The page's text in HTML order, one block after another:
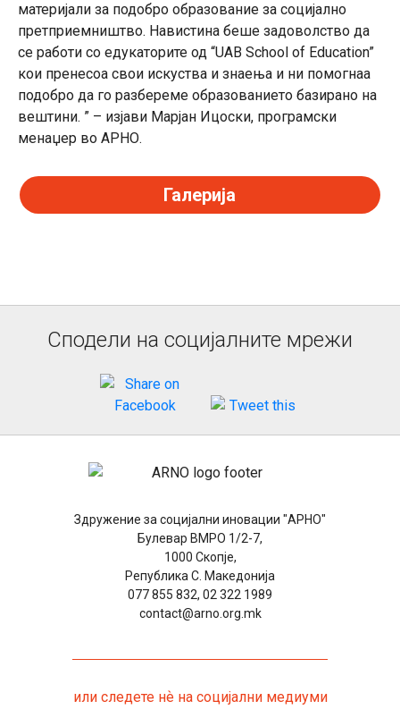
материјали за подобро образование за социјално
претприемништво. Навистина беше задоволство да
се работи со едукаторите од “UAB School of Education”
кои пренесоа свои искуства и знаења и ни помогнаа
подобро да го разбереме образованието базирано на
вештини. ” – изјави Марјан Ицоски, програмски
менаџер во АРНО.
Галерија
Сподели на социјалните мрежи
Здружение за социјални иновации "АРНО"
Булевар ВМРО 1/2-7,
1000 Скопје,
Република С. Македонија
077 855 832, 02 322 1989
contact@arno.org.mk
или следете нѐ на социјални медиуми